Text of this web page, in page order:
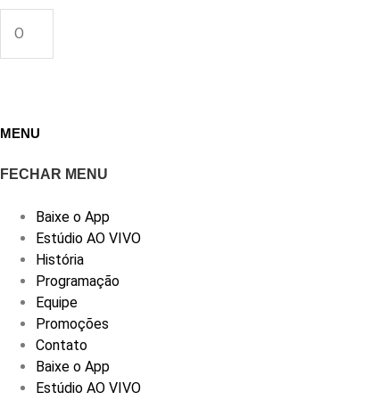
MENU
FECHAR MENU
Baixe o App
Estúdio AO VIVO
História
Programação
Equipe
Promoções
Contato
Baixe o App
Estúdio AO VIVO